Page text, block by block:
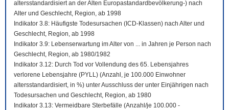
altersstandardisiert an der Alten Europastandardbevölkerung-) nach
Alter und Geschlecht, Region, ab 1998
Indikator 3.8: Häufigste Todesursachen (ICD-Klassen) nach Alter und
Geschlecht, Region, ab 1998
Indikator 3.9: Lebenserwartung im Alter von ... in Jahren je Person nach
Geschlecht, Region, ab 1980/1982
Indikator 3.12: Durch Tod vor Vollendung des 65. Lebensjahres
verlorene Lebensjahre (PYLL) (Anzahl, je 100.000 Einwohner
altersstandardisiert, in %) unter Ausschluss der unter Einjährigen nach
Todesursachen und Geschlecht, Region, ab 1980
Indikator 3.13: Vermeidbare Sterbefälle (Anzahl/je 100.000 -